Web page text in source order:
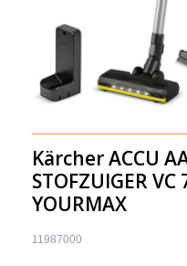
Kärcher ACCU
STOFZUIGER VC
YOURMAX
11987000